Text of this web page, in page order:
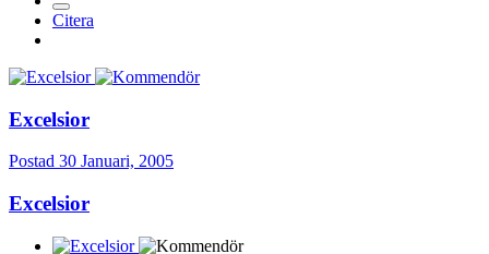
Citera
Excelsior
Postad 30 Januari, 2005
Excelsior